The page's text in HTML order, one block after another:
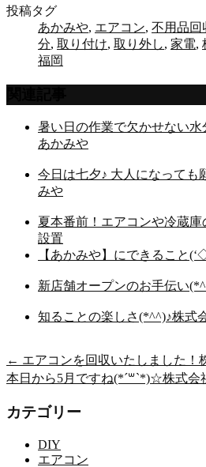
投稿タグ
あかみや, エアコン, 不用品回
分, 取り付け, 取り外し, 家電,
福岡
暑い日の作業で欠かせない
あかみや
今日は七夕♪ 大人になって
みや
夏本番前！エアコンや冷蔵庫
設置
【あかみや】にできること
新店舗オープンのお手伝い
知ることの楽しさ(*^^)♪株式
← エアコンを回収いたしました！
本日から5月ですね(*´꒳`*)☆株式会
カテゴリー
DIY
エアコン